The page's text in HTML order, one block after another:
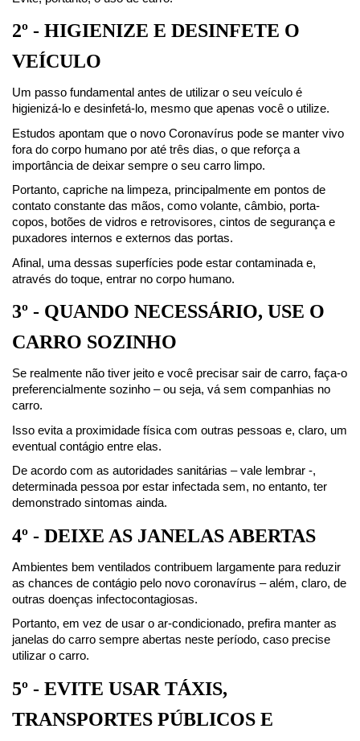
2º - HIGIENIZE E DESINFETE O
VEÍCULO
Um passo fundamental antes de utilizar o seu veículo é
higienizá-lo e desinfetá-lo, mesmo que apenas você o utilize.
Estudos apontam que o novo Coronavírus pode se manter vivo
fora do corpo humano por até três dias, o que reforça a
importância de deixar sempre o seu carro limpo.
Portanto, capriche na limpeza, principalmente em pontos de
contato constante das mãos, como volante, câmbio, porta-
copos, botões de vidros e retrovisores, cintos de segurança e
puxadores internos e externos das portas.
Afinal, uma dessas superfícies pode estar contaminada e,
através do toque, entrar no corpo humano.
3º - QUANDO NECESSÁRIO, USE O
CARRO SOZINHO
Se realmente não tiver jeito e você precisar sair de carro, faça-o
preferencialmente sozinho – ou seja, vá sem companhias no
carro.
Isso evita a proximidade física com outras pessoas e, claro, um
eventual contágio entre elas.
De acordo com as autoridades sanitárias – vale lembrar -,
determinada pessoa por estar infectada sem, no entanto, ter
demonstrado sintomas ainda.
4º - DEIXE AS JANELAS ABERTAS
Ambientes bem ventilados contribuem largamente para reduzir
as chances de contágio pelo novo coronavírus – além, claro, de
outras doenças infectocontagiosas.
Portanto, em vez de usar o ar-condicionado, prefira manter as
janelas do carro sempre abertas neste período, caso precise
utilizar o carro.
5º - EVITE USAR TÁXIS,
TRANSPORTES PÚBLICOS E